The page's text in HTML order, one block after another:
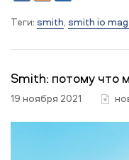
Теги: smith, smith io
Smith: потому что
19 ноября 2021